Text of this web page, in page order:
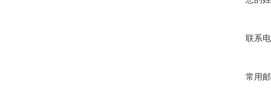
联系
常用